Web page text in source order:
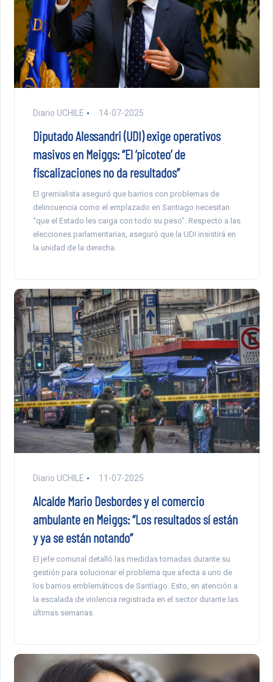
Diario UCHILE 14-07-2025
Diputado Alessandri (UDI) exige operativos
masivos en Meiggs: “El ‘picoteo’ de
fiscalizaciones no da resultados”
El gremialista aseguró que barrios con problemas de
delincuencia como el emplazado en Santiago necesitan
“que el Estado les caiga con todo su peso”. Respecto a las
elecciones parlamentarias, aseguró que la UDI insistirá en
la unidad de la derecha.
Diario UCHILE 11-07-2025
Alcalde Mario Desbordes y el comercio
ambulante en Meiggs: “Los resultados sí están
y ya se están notando”
El jefe comunal detalló las medidas tomadas durante su
gestión para solucionar el problema que afecta a uno de
los barrios emblemáticos de Santiago. Esto, en atención a
la escalada de violencia registrada en el sector durante las
últimas semanas.